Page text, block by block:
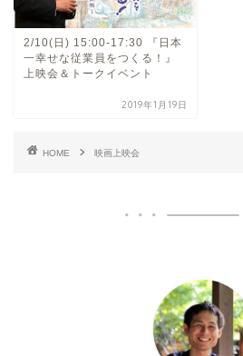
2/10(日) 15:00-17:30 『日本
一幸せな従業員をつくる！』
上映会＆トークイベント
2019年1月19日
HOME 映画上映会